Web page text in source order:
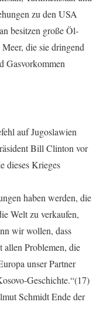
zu den USA
besitzen große Öl-
die sie dringend
Gasvorkommen
auf Jugoslawien
Bill Clinton vor
dieses Krieges
haben werden, die
Welt zu verkaufen,
wir wollen, dass
allen Problemen, die
unser Partner
Geschichte.“(17)
Schmidt Ende der